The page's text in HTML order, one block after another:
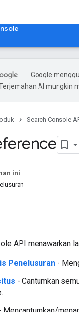
Google
Terjemahan AI mungkin
Search Console
ini
API menawarkan
Penelusuran -
- Cantumkan